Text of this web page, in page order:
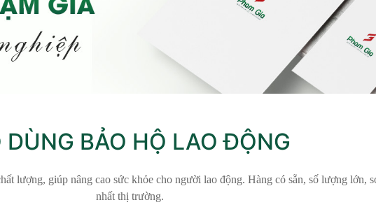
BẢO HỘ LAO ĐỘNG
lượng, giúp nâng cao sức khỏe cho người lao động. Hàng có sẵn, số lượng lớn,
nhất thị trường.